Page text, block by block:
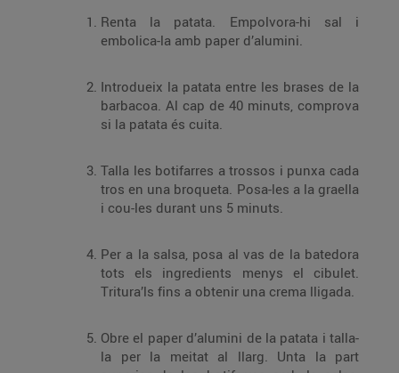
Renta la patata. Empolvora-hi sal i
embolica-la amb paper d’alumini.
Introdueix la patata entre les brases de la
barbacoa. Al cap de 40 minuts, comprova
si la patata és cuita.
Talla les botifarres a trossos i punxa cada
tros en una broqueta. Posa-les a la graella
i cou-les durant uns 5 minuts.
Per a la salsa, posa al vas de la batedora
tots els ingredients menys el cibulet.
Tritura’ls fins a obtenir una crema lligada.
Obre el paper d’alumini de la patata i talla-
la per la meitat al llarg. Unta la part